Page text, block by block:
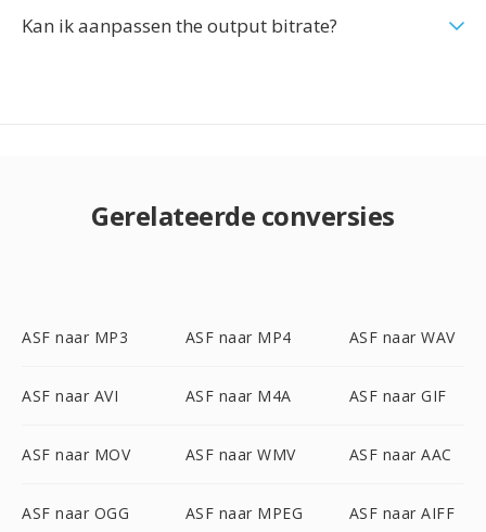
Kan ik aanpassen the output bitrate?
Gerelateerde conversies
ASF naar MP3 ASF naar MP4 ASF naar WAV
ASF naar AVI ASF naar M4A ASF naar GIF
ASF naar MOV ASF naar WMV ASF naar AAC
ASF naar OGG ASF naar MPEG ASF naar AIFF